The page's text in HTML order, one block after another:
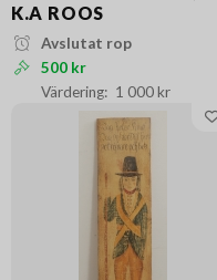
K.A ROOS
Avslutat rop
500 kr
1 000 kr